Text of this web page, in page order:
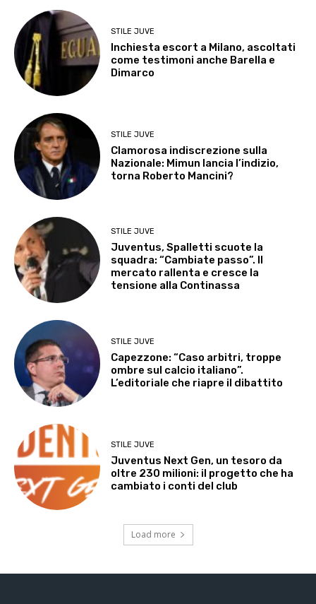
STILE JUVE
Inchiesta escort a Milano, ascoltati
come testimoni anche Barella e
Dimarco
STILE JUVE
Clamorosa indiscrezione sulla
Nazionale: Mimun lancia l’indizio,
torna Roberto Mancini?
STILE JUVE
Juventus, Spalletti scuote la
squadra: “Cambiate passo”. Il
mercato rallenta e cresce la
tensione alla Continassa
STILE JUVE
Capezzone: “Caso arbitri, troppe
ombre sul calcio italiano”.
L’editoriale che riapre il dibattito
STILE JUVE
Juventus Next Gen, un tesoro da
oltre 230 milioni: il progetto che ha
cambiato i conti del club
Load more